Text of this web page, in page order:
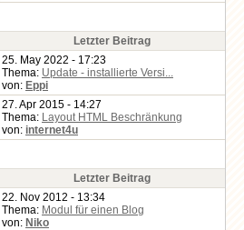
Letzter Beitrag
25. May 2022 - 17:23
Thema: Update - installierte Versi...
von: Eppi
27. Apr 2015 - 14:27
Thema: Layout HTML Beschränkung
von: internet4u
Letzter Beitrag
22. Nov 2012 - 13:34
Thema: Modul für einen Blog
von: Niko